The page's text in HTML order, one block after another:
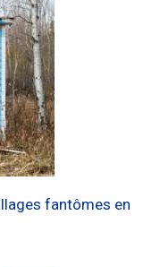
fantômes en